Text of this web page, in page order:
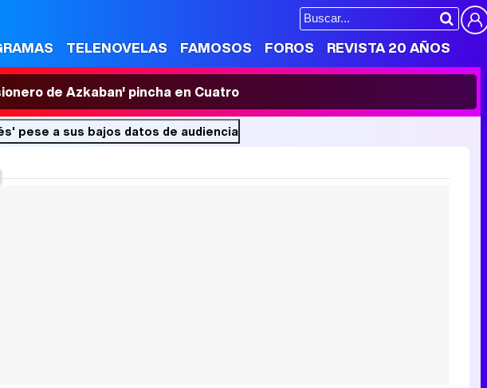
TELENOVELAS FAMOSOS FOROS REVISTA 20 AÑOS
de Azkaban' pincha en Cuatro
pese a sus bajos datos de audiencia